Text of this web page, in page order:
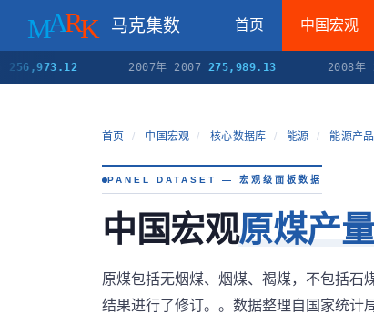
马克集数 首页 中国宏观
2007年 2007275,989.13 2008年 2008
首页 / 中国宏观 / 核心数据库 / 能源 / 能源产
PANEL DATASET — 宏观级面板数据
中国宏观原煤产量
原煤包括无烟煤、烟煤、褐煤，不包括石
结果进行了修订。。数据整理自国家统计局